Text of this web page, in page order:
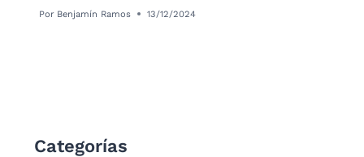
Por Benjamín Ramos 13/12/2024
Categorías